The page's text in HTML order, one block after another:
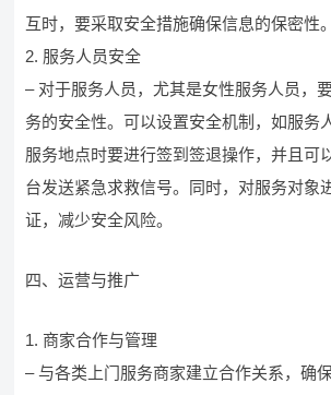
互时，要采取安全措施确保信息的保密性。
2. 服务人员安全
– 对于服务人员，尤其是女性服务人员，
务的安全性。可以设置安全机制，如服务
服务地点时要进行签到签退操作，并且可
台发送紧急求救信号。同时，对服务对象
证，减少安全风险。
四、运营与推广
1. 商家合作与管理
– 与各类上门服务商家建立合作关系，确